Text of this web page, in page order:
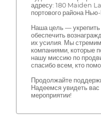
адресу: 180 Maiden
портового района
Наша цель —
обеспечить
их усилия. Мы
компаниями, которые
нашу миссию по
спасибо всем, кто
Продолжайте
Надеемся увидеть
мероприятии!